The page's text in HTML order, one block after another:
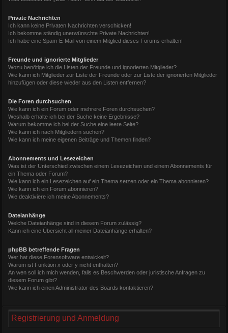
Private Nachrichten
Ich kann keine Privaten Nachrichten verschicken!
Ich bekomme ständig unerwünschte Private Nachrichten!
Ich habe eine Spam-E-Mail von einem Mitglied dieses Forums erhalten!
Freunde und ignorierte Mitglieder
Wozu benötige ich die Listen der Freunde und ignorierten Mitglieder?
Wie kann ich Mitglieder zur Liste der Freunde oder zur Liste der ignorierten Mitglieder
hinzufügen oder diese wieder aus den Listen entfernen?
Die Foren durchsuchen
Wie kann ich ein Forum oder mehrere Foren durchsuchen?
Weshalb erhalte ich bei der Suche keine Ergebnisse?
Warum bekomme ich bei der Suche eine leere Seite?
Wie kann ich nach Mitgliedern suchen?
Wie kann ich meine eigenen Beiträge und Themen finden?
Abonnements und Lesezeichen
Was ist der Unterschied zwischen einem Lesezeichen und einem Abonnements für
ein Thema oder Forum?
Wie kann ich ein Lesezeichen auf ein Thema setzen oder ein Thema abonnieren?
Wie kann ich ein Forum abonnieren?
Wie deaktiviere ich meine Abonnements?
Dateianhänge
Welche Dateianhänge sind in diesem Forum zulässig?
Kann ich eine Übersicht all meiner Dateianhänge erhalten?
phpBB betreffende Fragen
Wer hat diese Forensoftware entwickelt?
Warum ist Funktion x oder y nicht enthalten?
An wen soll ich mich wenden, falls es Beschwerden oder juristische Anfragen zu
diesem Forum gibt?
Wie kann ich einen Administrator des Boards kontaktieren?
Registrierung und Anmeldung